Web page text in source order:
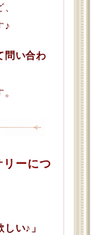
♪
問い合わ
ーにつ
い♪」